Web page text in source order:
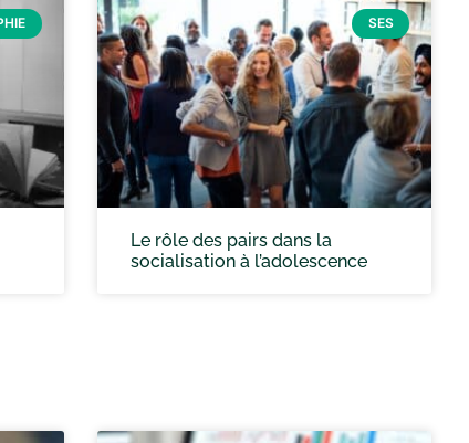
SES
Le rôle des pairs dans la
socialisation à l’adolescence